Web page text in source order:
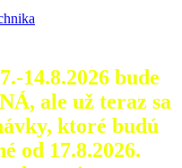
14.8.2026 bude
ale už teraz sa
ktoré budú
od 17.8.2026.